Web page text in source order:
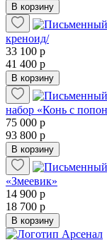
В корзину
креноид/
33 100 р
41 400 р
В корзину
набор «Конь с
75 000 р
93 800 р
В корзину
«Змеевик»
14 900 р
18 700 р
В корзину